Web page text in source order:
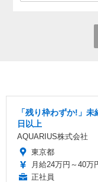
「残り枠わずか!」
日以上
AQUARIUS株式会社
東京都
月給24万円～40万
正社員